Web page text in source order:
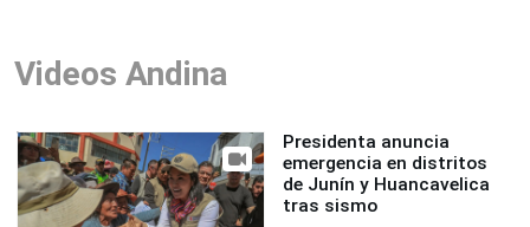
Videos Andina
Presidenta anuncia
emergencia en distritos
de Junín y Huancavelica
tras sismo